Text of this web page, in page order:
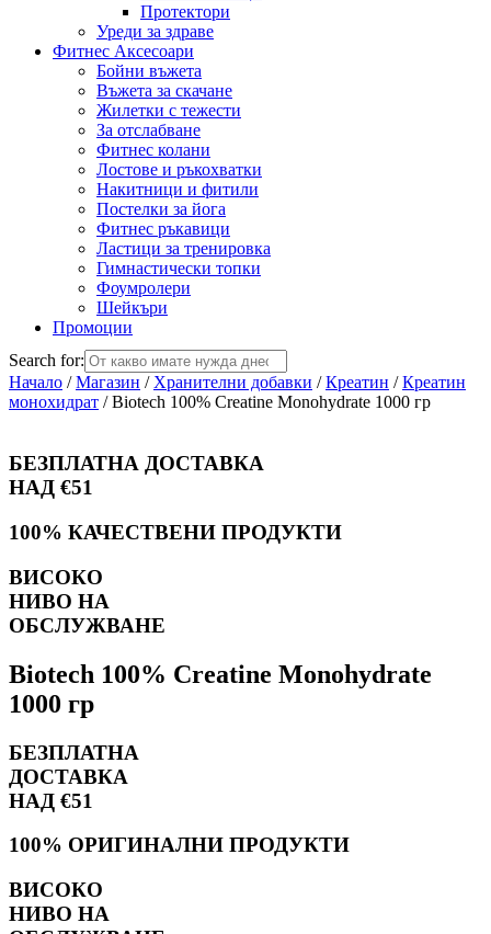
Протектори
Уреди за здраве
Фитнес Аксесоари
Бойни въжета
Въжета за скачане
Жилетки с тежести
За отслабване
Фитнес колани
Лостове и ръкохватки
Накитници и фитили
Постелки за йога
Фитнес ръкавици
Ластици за тренировка
Гимнастически топки
Фоумролери
Шейкъри
Промоции
Search for:
Начало /Магазин / Хранителни добавки /Креатин /Креатин
монохидрат / Biotech 100% Creatine Monohydrate 1000 гр
БЕЗПЛАТНА ДОСТАВКА
НАД €51
100% КАЧЕСТВЕНИ ПРОДУКТИ
ВИСОКО
НИВО НА
ОБСЛУЖВАНЕ
Biotech 100% Creatine Monohydrate
1000 гр
БЕЗПЛАТНА
ДОСТАВКА
НАД €51
100% ОРИГИНАЛНИ ПРОДУКТИ
ВИСОКО
НИВО НА